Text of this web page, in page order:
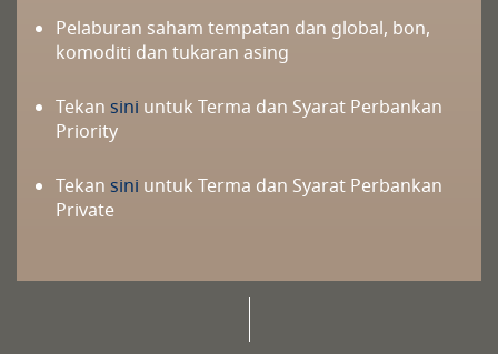
Pelaburan saham tempatan dan global, bon,
komoditi dan tukaran asing
Tekan sini untuk Terma dan Syarat Perbankan
Priority
Tekan sini untuk Terma dan Syarat Perbankan
Private